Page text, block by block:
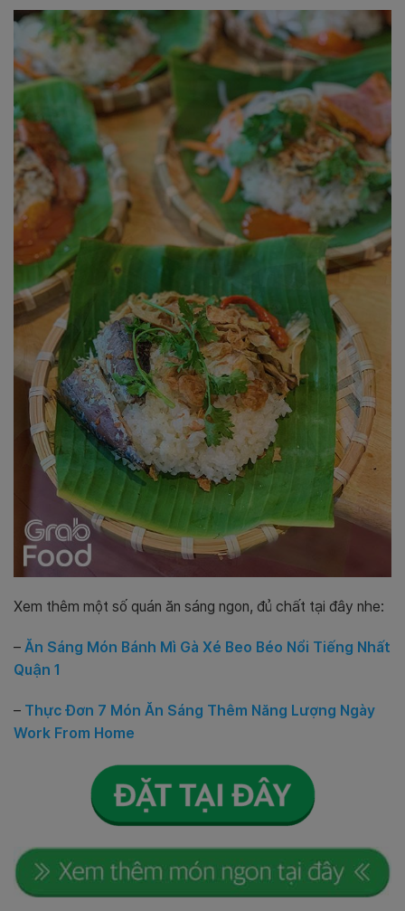
Xem thêm một số quán ăn sáng ngon, đủ chất tại đây nhe:
– Ăn Sáng Món Bánh Mì Gà Xé Beo Béo Nổi Tiếng Nhất
Quận 1
– Thực Đơn 7 Món Ăn Sáng Thêm Năng Lượng Ngày
Work From Home